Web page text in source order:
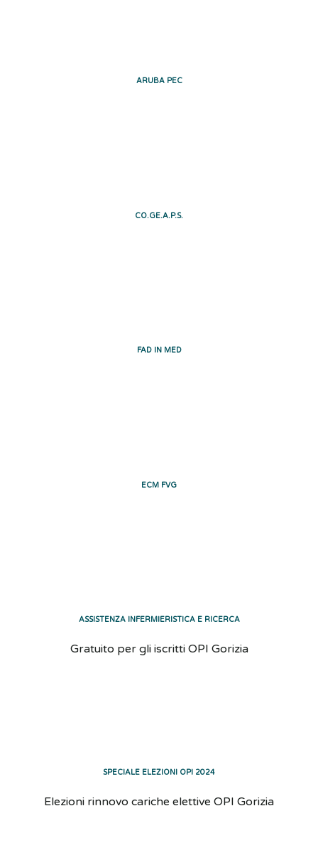
ARUBA PEC
CO.GE.A.P.S.
FAD IN MED
ECM FVG
ASSISTENZA INFERMIERISTICA E RICERCA
Gratuito per gli iscritti OPI Gorizia
SPECIALE ELEZIONI OPI 2024
Elezioni rinnovo cariche elettive OPI Gorizia